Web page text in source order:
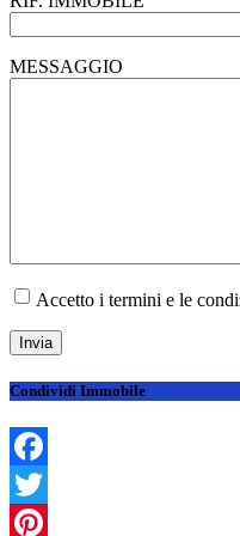
MESSAGGIO
Accetto i termini e le
Condividi Immobile
Facebook
Twitter